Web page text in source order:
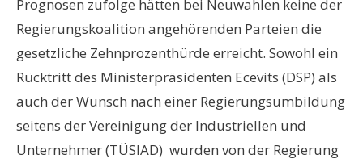
Prognosen zufolge hätten bei Neuwahlen keine der
Regierungskoalition angehörenden Parteien die
gesetzliche Zehnprozenthürde erreicht. Sowohl ein
Rücktritt des Ministerpräsidenten Ecevits (DSP) als
auch der Wunsch nach einer Regierungsumbildung
seitens der Vereinigung der Industriellen und
Unternehmer (TÜSIAD) wurden von der Regierung